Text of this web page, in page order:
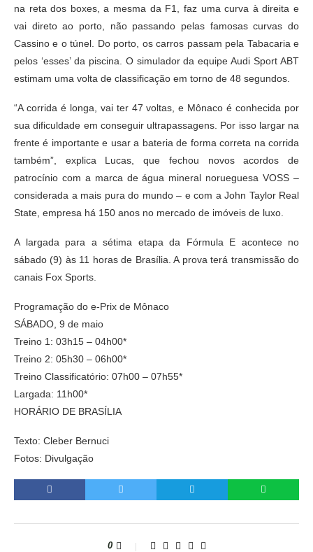
na reta dos boxes, a mesma da F1, faz uma curva à direita e
vai direto ao porto, não passando pelas famosas curvas do
Cassino e o túnel. Do porto, os carros passam pela Tabacaria e
pelos ‘esses’ da piscina. O simulador da equipe Audi Sport ABT
estimam uma volta de classificação em torno de 48 segundos.
“A corrida é longa, vai ter 47 voltas, e Mônaco é conhecida por
sua dificuldade em conseguir ultrapassagens. Por isso largar na
frente é importante e usar a bateria de forma correta na corrida
também”, explica Lucas, que fechou novos acordos de
patrocínio com a marca de água mineral norueguesa VOSS –
considerada a mais pura do mundo – e com a John Taylor Real
State, empresa há 150 anos no mercado de imóveis de luxo.
A largada para a sétima etapa da Fórmula E acontece no
sábado (9) às 11 horas de Brasília. A prova terá transmissão do
canais Fox Sports.
Programação do e-Prix de Mônaco
SÁBADO, 9 de maio
Treino 1: 03h15 – 04h00*
Treino 2: 05h30 – 06h00*
Treino Classificatório: 07h00 – 07h55*
Largada: 11h00*
HORÁRIO DE BRASÍLIA
Texto: Cleber Bernuci
Fotos: Divulgação
0